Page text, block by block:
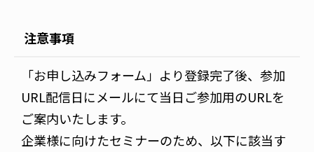
注意事項
「お申し込みフォーム」より登録完了後、参加
URL配信日にメールにて当日ご参加用のURLを
ご案内いたします。
企業様に向けたセミナーのため、以下に該当す